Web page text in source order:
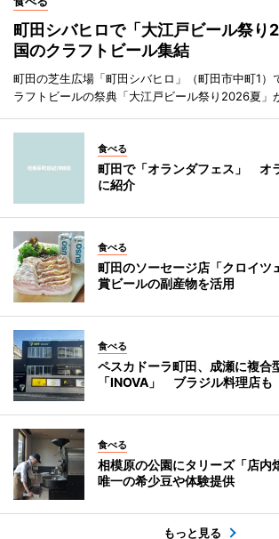
町田シバヒロで「大江戸ビール祭
国のクラフトビール集結
町田の芝生広場「町田シバヒロ」（町田市中町1）
ラフトビールの祭典「大江戸ビール祭り2026夏」
食べる
町田で「オランダフェス」 オ
に紹介
食べる
町田のソーセージ店「クロイ
賞ビールの副産物を活用
食べる
ペスカドーラ町田、成瀬に複合
「INOVA」 ブラジル料理店も
食べる
相模原の公園にタリーズ「店
唯一の希少豆や体験提供
もっと見る